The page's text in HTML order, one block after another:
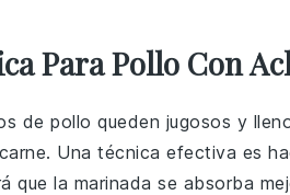
Para Pollo Con
de pollo queden jugosos y
Una técnica efectiva es
que la marinada se absorba